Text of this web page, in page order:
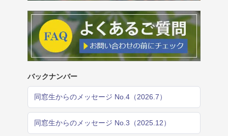
バックナンバー
同窓生からのメッセージ No.4（2026.7）
同窓生からのメッセージ No.3（2025.12）